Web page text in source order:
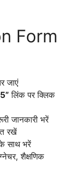
Form
जाएं
लिंक पर क्लिक
जानकारी भरें
रखें
साथ भरें
शैक्षणिक